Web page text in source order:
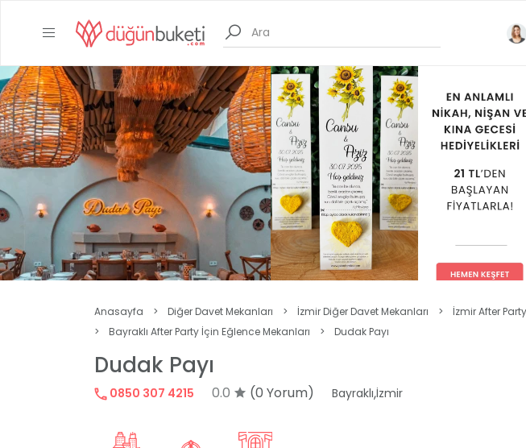
Anasayfa > Diğer Davet Mekanları > İzmir Diğer Davet Mekanları >
İzmir After
>
Bayraklı After Party İçin Eğlence Mekanları > Dudak Payı
Dudak Payı
0850 307 4215 0.0 (0 Yorum) Bayraklı,İzmir